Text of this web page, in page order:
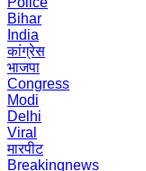
Bihar
India
कांग्रेस
भाजपा
Congress
Modi
Delhi
Viral
मारपीट
Breakingnews